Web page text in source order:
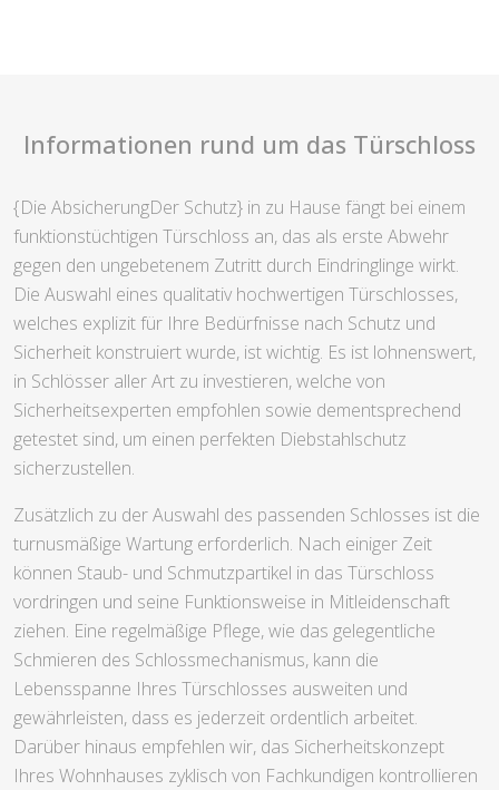
Informationen rund um das Türschloss
{Die AbsicherungDer Schutz} in zu Hause fängt bei einem
funktionstüchtigen Türschloss an, das als erste Abwehr
gegen den ungebetenem Zutritt durch Eindringlinge wirkt.
Die Auswahl eines qualitativ hochwertigen Türschlosses,
welches explizit für Ihre Bedürfnisse nach Schutz und
Sicherheit konstruiert wurde, ist wichtig. Es ist lohnenswert,
in Schlösser aller Art zu investieren, welche von
Sicherheitsexperten empfohlen sowie dementsprechend
getestet sind, um einen perfekten Diebstahlschutz
sicherzustellen.
Zusätzlich zu der Auswahl des passenden Schlosses ist die
turnusmäßige Wartung erforderlich. Nach einiger Zeit
können Staub- und Schmutzpartikel in das Türschloss
vordringen und seine Funktionsweise in Mitleidenschaft
ziehen. Eine regelmäßige Pflege, wie das gelegentliche
Schmieren des Schlossmechanismus, kann die
Lebensspanne Ihres Türschlosses ausweiten und
gewährleisten, dass es jederzeit ordentlich arbeitet.
Darüber hinaus empfehlen wir, das Sicherheitskonzept
Ihres Wohnhauses zyklisch von Fachkundigen kontrollieren